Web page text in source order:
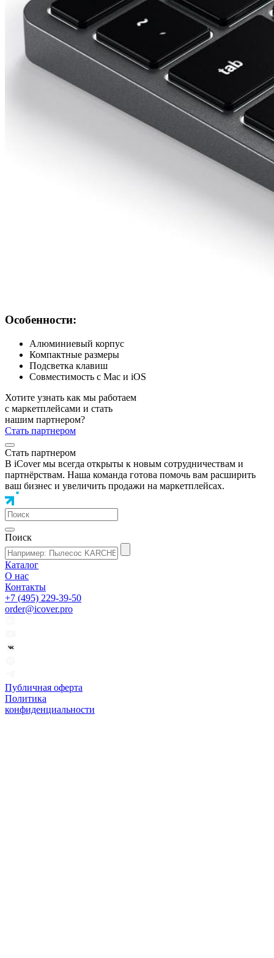
Особенности:
Алюминиевый корпус
Компактные размеры
Подсветка клавиш
Совместимость с Mac и iOS
Хотите узнать как мы работаем
с маркетплейсами и стать
нашим партнером?
Стать партнером
Стать партнером
В iCover мы всегда открыты к новым сотрудничествам и
партнёрствам. Наша команда готова помочь вам расширить
ваш бизнес и увеличить продажи на маркетплейсах.
Поиск
Каталог
О нас
Контакты
+7 (495) 229-39-50
order@icover.pro
Публичная оферта
Политика
конфиденциальности